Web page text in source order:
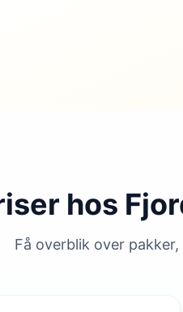
hos
Få overblik over